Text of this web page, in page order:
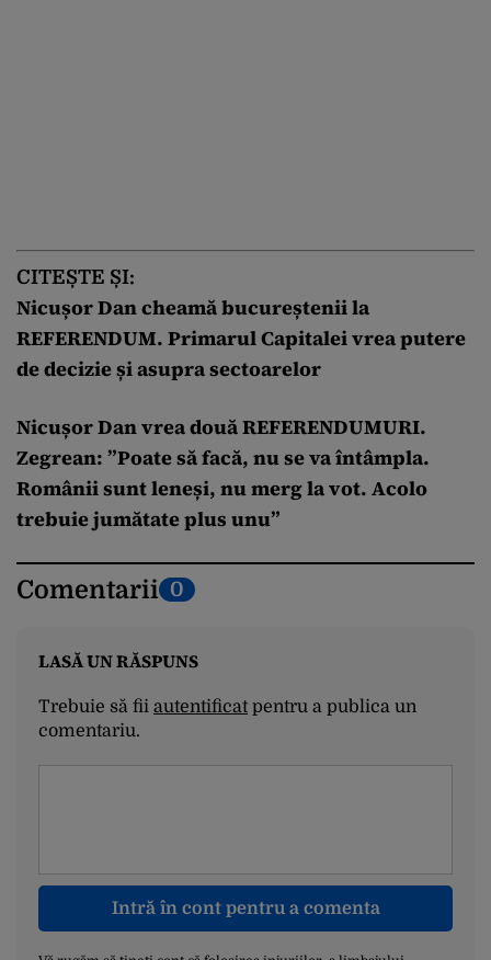
CITEȘTE ȘI:
Nicușor Dan cheamă bucureștenii la
REFERENDUM. Primarul Capitalei vrea putere
de decizie și asupra sectoarelor
Nicușor Dan vrea două REFERENDUMURI.
Zegrean: ”Poate să facă, nu se va întâmpla.
Românii sunt leneși, nu merg la vot. Acolo
trebuie jumătate plus unu”
Comentarii 0
LASĂ UN RĂSPUNS
Trebuie să fii autentificatpentru a publica un
comentariu.
Intră în cont pentru a comenta